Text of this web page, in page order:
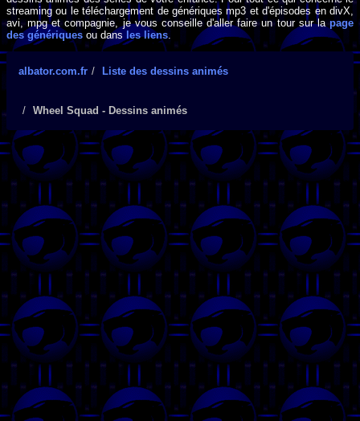
streaming ou le téléchargement de génériques mp3 et d'épisodes en divX,
avi, mpg et compagnie, je vous conseille d'aller faire un tour sur lapage
des génériques ou dans les liens
albator.com.fr Liste des dessins animés
Wheel Squad - Dessins animés